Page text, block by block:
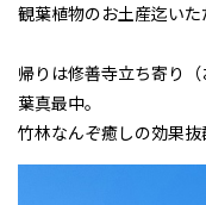
観葉植物のお土産迄いた
帰りは修善寺立ち寄り
葉真最中。
竹林なんぞ癒しの効果抜